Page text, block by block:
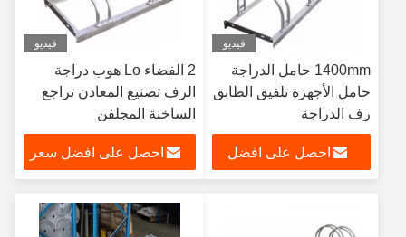
فيديو
1400mm حامل الدراجة
حامل الأجهزة تلفيق الطابق
رف الدراجة
احصل على افضل
فيديو
2 الفضاء Lo هوب دراجة
الرف تصنيع المعادن تراجع
الساخنة المجلفن
احصل على افضل سعر